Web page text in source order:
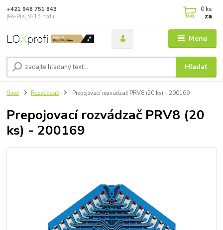
Menu
Hľadať
+421 948 751 843
(Po-Pia, 9-15 hod.)
0 ks
za
Úvod Rozvádzač Prepojovací rozvádzač PRV8 (20 ks) - 200169
Prepojovací rozvádzač PRV8 (20
ks) - 200169